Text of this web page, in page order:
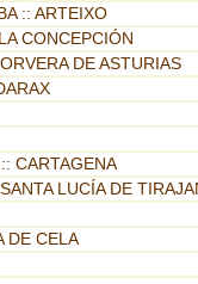
:: ARTEIXO
CONCEPCIÓN
DE ASTURIAS
CARTAGENA
LUCÍA DE
DE CELA